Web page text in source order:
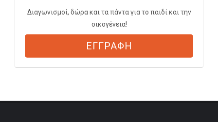
Διαγωνισμοί, δώρα και τα πάντα για το παιδί και την
οικογένεια!
ΕΓΓΡΑΦΗ